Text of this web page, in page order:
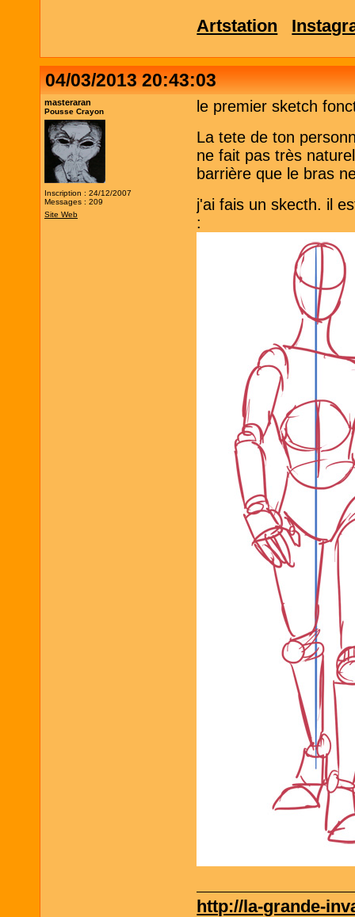
Artstation
04/03/2013 20:43:03
masteraran
Pousse Crayon
Inscription : 24/12/2007
Messages : 209
Site Web
le premier sketch
La tete de ton
ne fait pas très
barrière que le bras
j'ai fais un skecth. il
:
http://la-grande-